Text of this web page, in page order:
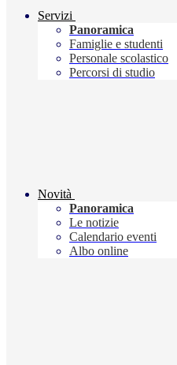
Servizi
Panoramica
Famiglie e studenti
Personale scolastico
Percorsi di studio
Novità
Panoramica
Le notizie
Calendario eventi
Albo online